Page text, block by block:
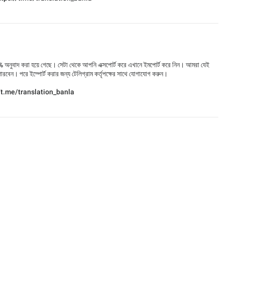
করা হয়ে গেছে। সেটা থেকে আপনি এক্সপোর্ট করে এখানে ইমপোর্ট করে নিন। আমরা যেই
পরে ইম্পোর্ট করার জন্য টেলিগ্রাম কর্তৃপক্ষের সাথে যোগাযোগ করুন।
t.me/translation_banla